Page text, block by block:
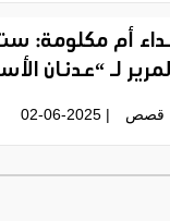
أم مكلومة:
لـ “عدنان
قصص | 02-06-2025